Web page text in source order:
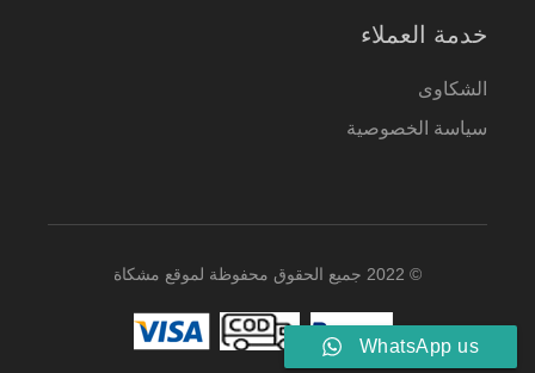
خدمة العملاء
الشكاوى
سياسة الخصوصية
© 2022 جميع الحقوق محفوظة لموقع مشكاة
WhatsApp us